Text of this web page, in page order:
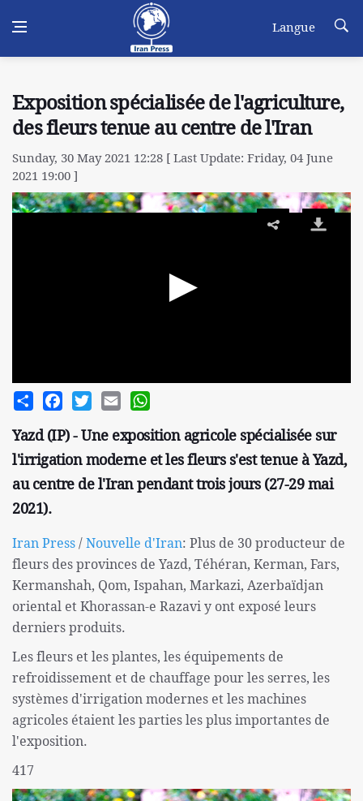
Langue
Exposition spécialisée de l'agriculture,
des fleurs tenue au centre de l'Iran
Sunday, 30 May 2021 12:28 [ Last Update: Friday, 04 June
2021 19:00 ]
Share FacebookTwitterEmail
Yazd (IP) - Une exposition agricole spécialisée sur
l'irrigation moderne et les fleurs s'est tenue à Yazd,
au centre de l'Iran pendant trois jours (27-29 mai
2021).
Iran Press/Nouvelle d'Iran: Plus de 30 producteur de
fleurs des provinces de Yazd, Téhéran, Kerman, Fars,
Kermanshah, Qom, Ispahan, Markazi, Azerbaïdjan
oriental et Khorassan-e Razavi y ont exposé leurs
derniers produits.
Les fleurs et les plantes, les équipements de
refroidissement et de chauffage pour les serres, les
systèmes d'irrigation modernes et les machines
agricoles étaient les parties les plus importantes de
l'exposition.
417